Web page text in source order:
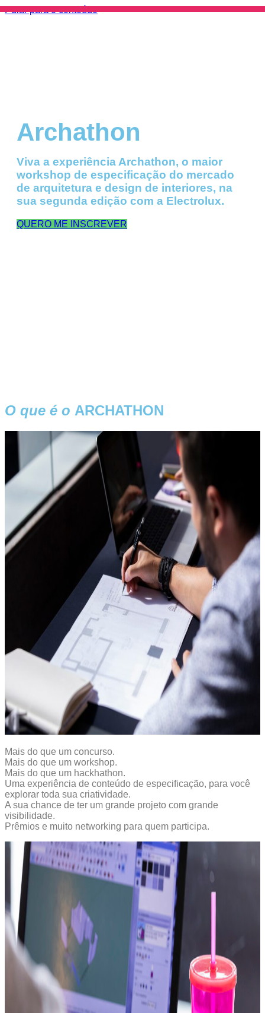
Pular para o conteúdo
Archathon
Viva a experiência Archathon, o maior
workshop de especificação do mercado
de arquitetura e design de interiores, na
sua segunda edição com a Electrolux.
QUERO ME INSCREVER
O que é o ARCHATHON
Mais do que um concurso.
Mais do que um workshop.
Mais do que um hackhathon.
Uma experiência de conteúdo de especificação, para você
explorar toda sua criatividade.
A sua chance de ter um grande projeto com grande
visibilidade.
Prêmios e muito networking para quem participa.